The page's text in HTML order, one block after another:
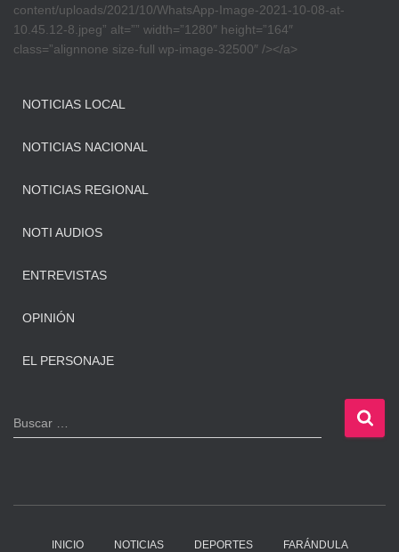
content/uploads/2021/10/WhatsApp-Image-2021-10-08-at-
10.45.12-8.jpeg” alt=”” width=”1280″ height=”164″
class=”alignnone size-full wp-image-32500″ /></a>
NOTICIAS LOCAL
NOTICIAS NACIONAL
NOTICIAS REGIONAL
NOTI AUDIOS
ENTREVISTAS
OPINIÓN
EL PERSONAJE
B
u
Buscar …
INICIO NOTICIAS DEPORTES FARÁNDULA